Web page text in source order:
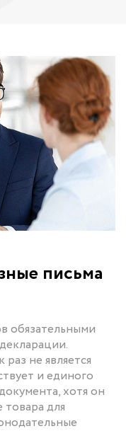
письма
обязательными
не является
и единого
хотя он
для